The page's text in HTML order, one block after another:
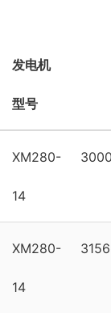
发电机
型号
XM280-
14
XM280-
14